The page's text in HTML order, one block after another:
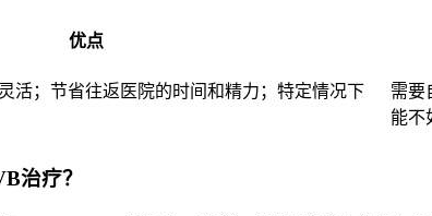
优点
活；节省往返医院的时间和精力；特定情况下
需要
能不
治疗？